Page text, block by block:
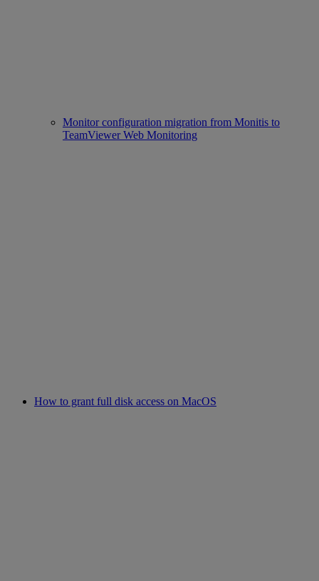
Monitor configuration migration from Monitis to
TeamViewer Web Monitoring
How to grant full disk access on MacOS